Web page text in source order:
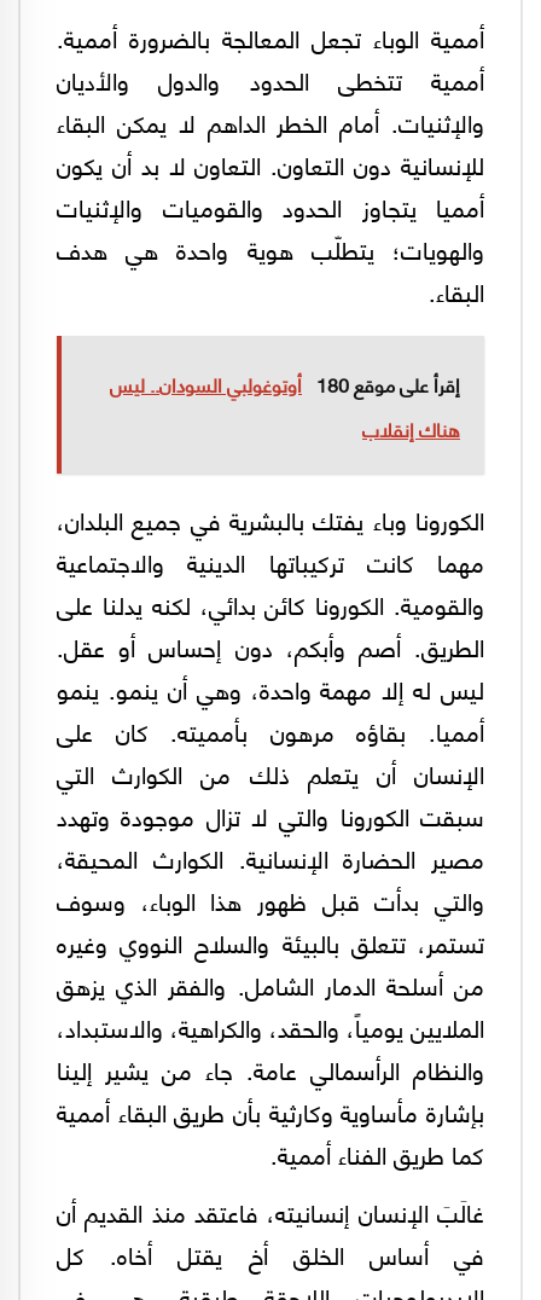
أممية الوباء تجعل المعالجة بالضرورة أممية.
أممية تتخطى الحدود والدول والأديان
والإثنيات. أمام الخطر الداهم لا يمكن البقاء
للإنسانية دون التعاون. التعاون لا بد أن يكون
أمميا يتجاوز الحدود والقوميات والإثنيات
والهويات؛ يتطلّب هوية واحدة هي هدف
البقاء.
إقرأ على موقع 180
أوتوغولبي السودان.. ليس
هناك إنقلاب
الكورونا وباء يفتك بالبشرية في جميع البلدان،
مهما كانت تركيباتها الدينية والاجتماعية
والقومية. الكورونا كائن بدائي، لكنه يدلنا على
الطريق. أصم وأبكم، دون إحساس أو عقل.
ليس له إلا مهمة واحدة، وهي أن ينمو. ينمو
أمميا. بقاؤه مرهون بأمميته. كان على
الإنسان أن يتعلم ذلك من الكوارث التي
سبقت الكورونا والتي لا تزال موجودة وتهدد
مصير الحضارة الإنسانية. الكوارث المحيقة،
والتي بدأت قبل ظهور هذا الوباء، وسوف
تستمر، تتعلق بالبيئة والسلاح النووي وغيره
من أسلحة الدمار الشامل. والفقر الذي يزهق
الملايين يومياً، والحقد، والكراهية، والاستبداد،
والنظام الرأسمالي عامة. جاء من يشير إلينا
بإشارة مأساوية وكارثية بأن طريق البقاء أممية
كما طريق الفناء أممية.
غالَبَ الإنسان إنسانيته، فاعتقد منذ القديم أن
في أساس الخلق أخ يقتل أخاه. كل